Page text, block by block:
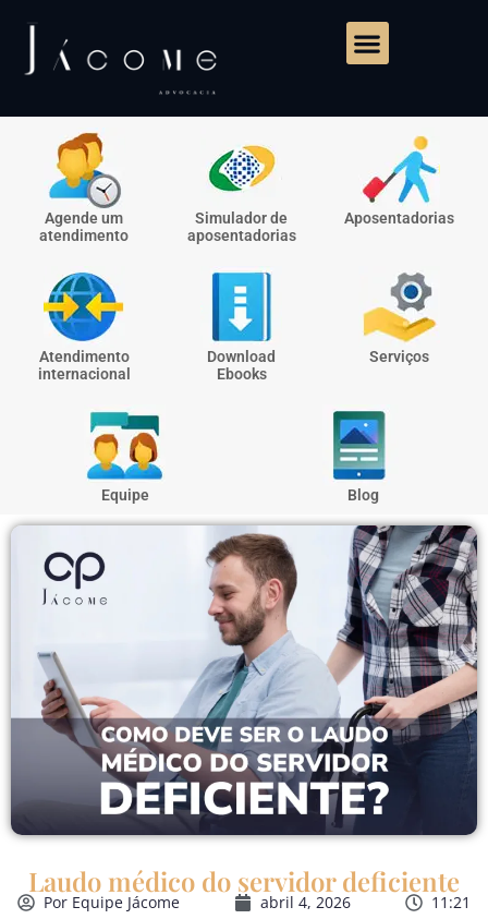
Agende um
atendimento
Simulador de
aposentadorias
Aposentadorias
Atendimento
internacional
Download
Ebooks
Serviços
Equipe Blog
Laudo médico do servidor deficiente
Por Equipe Jácome abril 4, 2026 11:21